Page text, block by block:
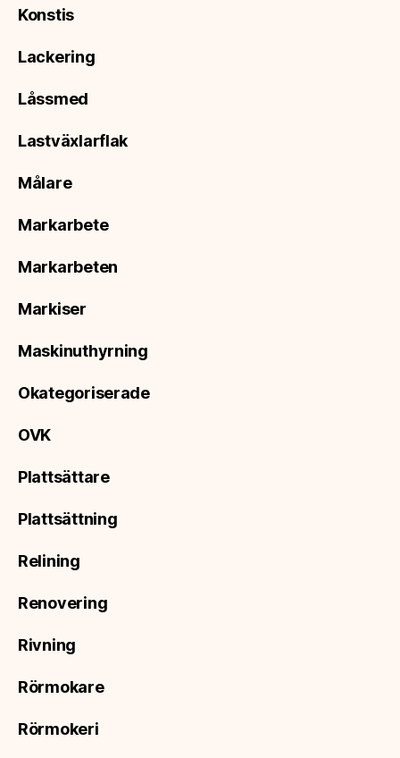
Konstis
Lackering
Låssmed
Lastväxlarflak
Målare
Markarbete
Markarbeten
Markiser
Maskinuthyrning
Okategoriserade
OVK
Plattsättare
Plattsättning
Relining
Renovering
Rivning
Rörmokare
Rörmokeri